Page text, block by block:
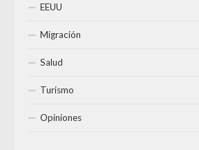
EEUU
Migración
Salud
Turismo
Opiniones